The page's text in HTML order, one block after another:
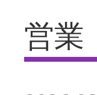
営業